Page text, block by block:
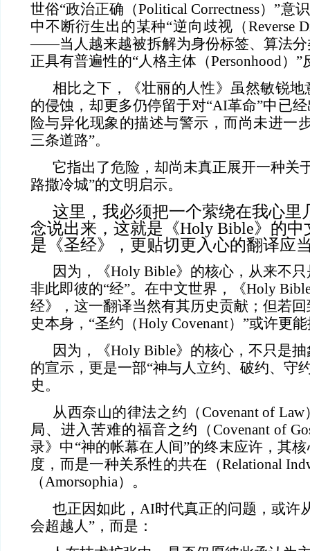
世俗“政治正确（Political Correctness）”意
中不断衍生出的某种“逆向歧视（Reverse
——当人越来越被拆解为身份标签、算法分
正具有普遍性的“人格主体（Personhood）
相比之下，《壮丽的人性》虽然敏锐
的侵蚀，却更多仍停留于对“AI革命”中已
险与异化现象的描述与警示，而尚未进一
三条道路”。
它指出了危险，却尚未真正展开一种关
路撒冷城”的文明启示。
这里，我必须把一个萦绕在我心里
念说出来，这就是《Holy Bible》的
是《圣经》，更贴切更入心的翻译应
因为，《Holy Bible》的核心，从来不
非此即彼的“经”。在中文世界，《Holy
经》，这一翻译当然有其历史贡献；但若
史本身，“圣约（Holy Covenant）”或许更
因为，《Holy Bible》的核心，不只是
的宣示，更是一部“神与人立约、破约、守
史。
从西奈山的律法之约（Covenant of
局、进入苦难的福音之约（Covenant of
录》中“神的帐幕在人间”的终末应许，其
度，而是一种关系性的共在（Relational
（Amorsophia）。
也正因如此，AI时代真正的问题，或许
会超越人”，而是：